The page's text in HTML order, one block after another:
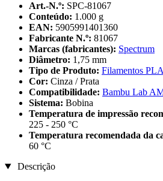
Art.-N.º: SPC-81067
Conteúdo: 1.000 g
EAN: 5905991401360
Fabricante N.º: 81067
Marcas (fabricantes): Spectrum
Diâmetro: 1,75 mm
Tipo de Produto: Filamentos PLA
Cor: Cinza / Prata
Compatibilidade: Bambu Lab
Sistema: Bobina
Temperatura de impressão
225 - 250 °C
Temperatura recomendada da
60 °C
Descrição